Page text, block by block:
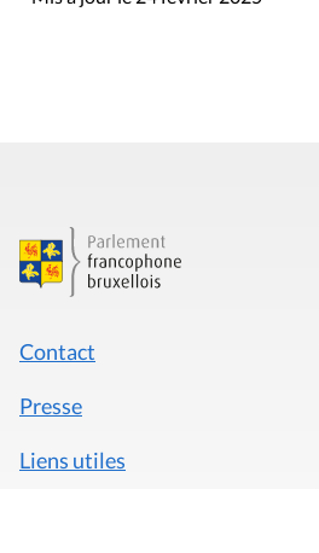
Contact
Presse
Liens utiles